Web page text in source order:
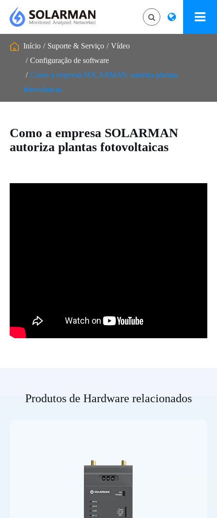
Início Suporte & Serviço
Vídeo
Configuração de software
Como a empresa SOLARMAN autoriza plantas
fotovoltaicas
Como a empresa SOLARMAN
autoriza plantas fotovoltaicas
Produtos de Hardware relacionados